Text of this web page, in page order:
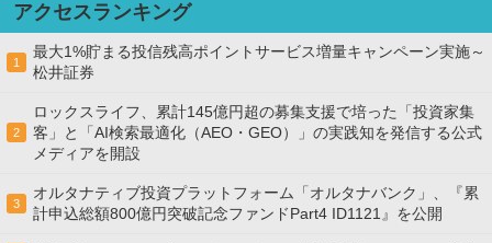
アクセスランキング
1
最大1%貯まる投信残高ポイントサービス増量キャンペーン実施～
松井証券
2
ロックスライフ、累計145億円超の募集支援で培った「投資家集
客」と「AI検索最適化（AEO・GEO）」の実践知を発信する公式
メディアを開設
3
オルタナティブ投資プラットフォーム「オルタナバンク」、『累
計申込総額800億円突破記念ファンドPart4 ID1121』を公開